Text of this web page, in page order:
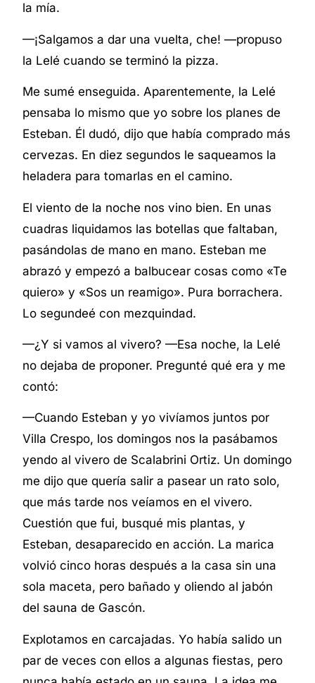
la mía.
—¡Salgamos a dar una vuelta, che! —propuso
la Lelé cuando se terminó la pizza.
Me sumé enseguida. Aparentemente, la Lelé
pensaba lo mismo que yo sobre los planes de
Esteban. Él dudó, dijo que había comprado más
cervezas. En diez segundos le saqueamos la
heladera para tomarlas en el camino.
El viento de la noche nos vino bien. En unas
cuadras liquidamos las botellas que faltaban,
pasándolas de mano en mano. Esteban me
abrazó y empezó a balbucear cosas como «Te
quiero» y «Sos un reamigo». Pura borrachera.
Lo segundeé con mezquindad.
—¿Y si vamos al vivero? —Esa noche, la Lelé
no dejaba de proponer. Pregunté qué era y me
contó:
—Cuando Esteban y yo vivíamos juntos por
Villa Crespo, los domingos nos la pasábamos
yendo al vivero de Scalabrini Ortiz. Un domingo
me dijo que quería salir a pasear un rato solo,
que más tarde nos veíamos en el vivero.
Cuestión que fui, busqué mis plantas, y
Esteban, desaparecido en acción. La marica
volvió cinco horas después a la casa sin una
sola maceta, pero bañado y oliendo al jabón
del sauna de Gascón.
Explotamos en carcajadas. Yo había salido un
par de veces con ellos a algunas fiestas, pero